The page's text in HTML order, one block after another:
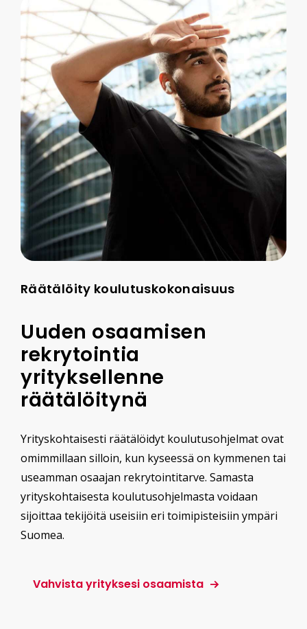
Räätälöity koulutuskokonaisuus
Uuden osaamisen
rekrytointia
yrityksellenne
räätälöitynä
Yrityskohtaisesti räätälöidyt koulutusohjelmat ovat
omimmillaan silloin, kun kyseessä on kymmenen tai
useamman osaajan rekrytointitarve. Samasta
yrityskohtaisesta koulutusohjelmasta voidaan
sijoittaa tekijöitä useisiin eri toimipisteisiin ympäri
Suomea.
Vahvista yrityksesi osaamista